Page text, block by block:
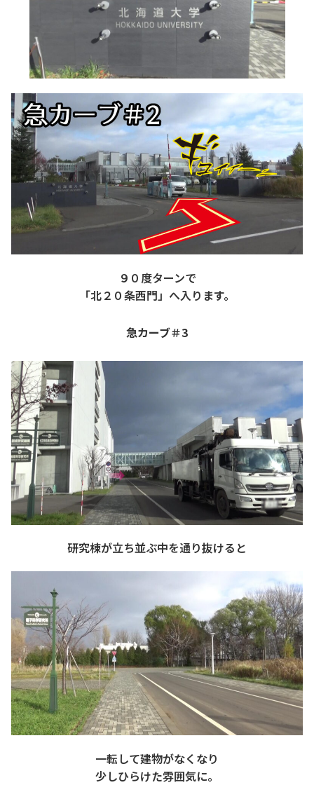
９０度ターンで
「北２０条西門」へ入ります。
急カーブ＃3
研究棟が立ち並ぶ中を通り抜けると
一転して建物がなくなり
少しひらけた雰囲気に。